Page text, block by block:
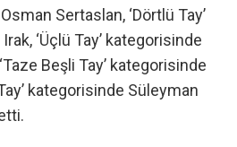
Sertaslan, ‘Dörtlü Tay’
‘Üçlü Tay’ kategorisinde
Beşli Tay’ kategorisinde
kategorisinde Süleyman